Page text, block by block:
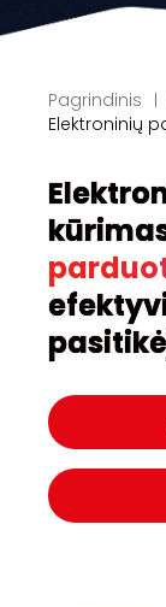
Pagrindinis
Elektroninių